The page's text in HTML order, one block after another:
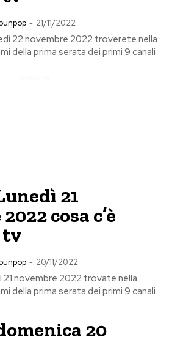
- 21/11/2022
22 novembre 2022 troverete nella
della prima serata dei primi 9 canali
21
cosa c’è
tv
- 20/11/2022
21 novembre 2022 trovate nella
della prima serata dei primi 9 canali
20